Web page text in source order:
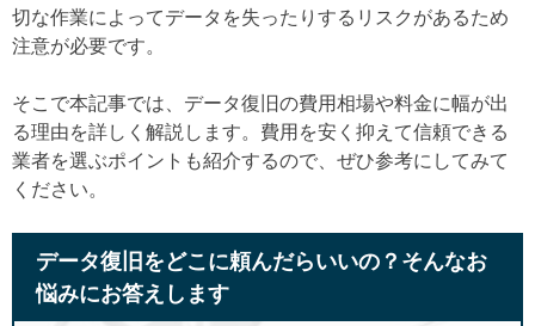
切な作業によってデータを失ったりするリスクがあるため
注意が必要です。
そこで本記事では、データ復旧の費用相場や料金に幅が出
る理由を詳しく解説します。費用を安く抑えて信頼できる
業者を選ぶポイントも紹介するので、ぜひ参考にしてみて
ください。
データ復旧をどこに頼んだらいいの？そんなお
悩みにお答えします